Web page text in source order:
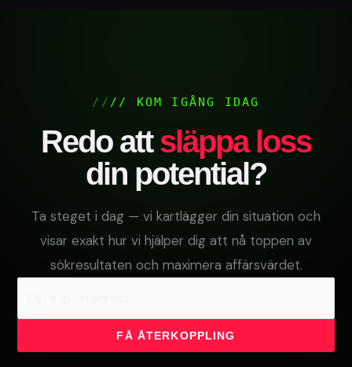
// KOM IGÅNG IDAG
Redo attsläppa loss
din potential?
Ta steget i dag — vi kartlägger din situation och
visar exakt hur vi hjälper dig att nå toppen av
sökresultaten och maximera affärsvärdet.
FÅ ÅTERKOPPLING